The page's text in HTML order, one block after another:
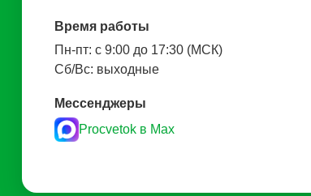
Время работы
Пн-пт: с 9:00 до 17:30 (МСК)
Сб/Вс: выходные
Мессенджеры
Procvetok в Max